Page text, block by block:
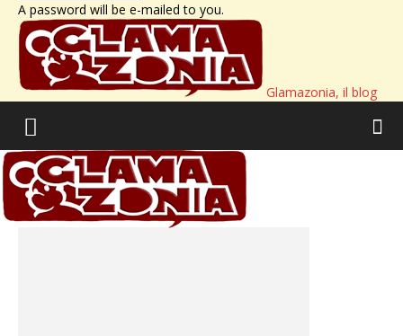
A password will be e-mailed to you.
Glamazonia, il blog
Home Tags Il Giornalino
Tag: Il Giornalino